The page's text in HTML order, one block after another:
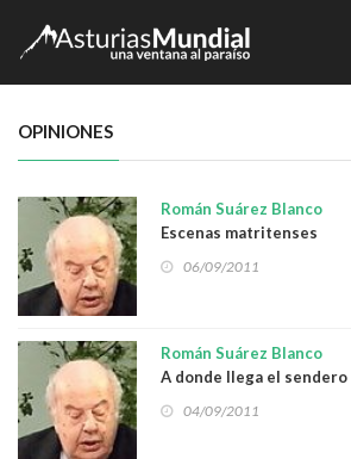
OPINIONES
Román Suárez Blanco
Escenas matritenses
06/09/2011
Román Suárez Blanco
A donde llega el sendero
04/09/2011